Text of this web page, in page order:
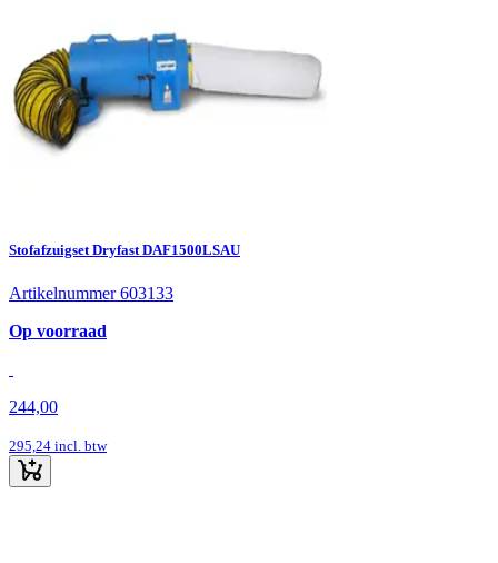
Stofafzuigset Dryfast DAF1500LSAU
Artikelnummer 603133
Op voorraad
244,00
295,24 incl. btw